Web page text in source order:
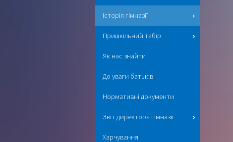
Історія гімназії
Пришкільний табір
Як нас знайти
До уваги батьків
Нормативні документи
Звіт директора гімназії
Харчування